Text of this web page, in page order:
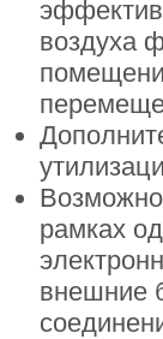
воздуха
рамках
внешние